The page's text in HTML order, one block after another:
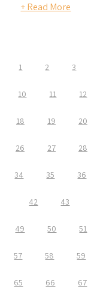
+ Read More
1 2 3
10 11 12
18 19 20
26 27 28
34 35 36
42 43
49 50 51
57 58 59
65 66 67